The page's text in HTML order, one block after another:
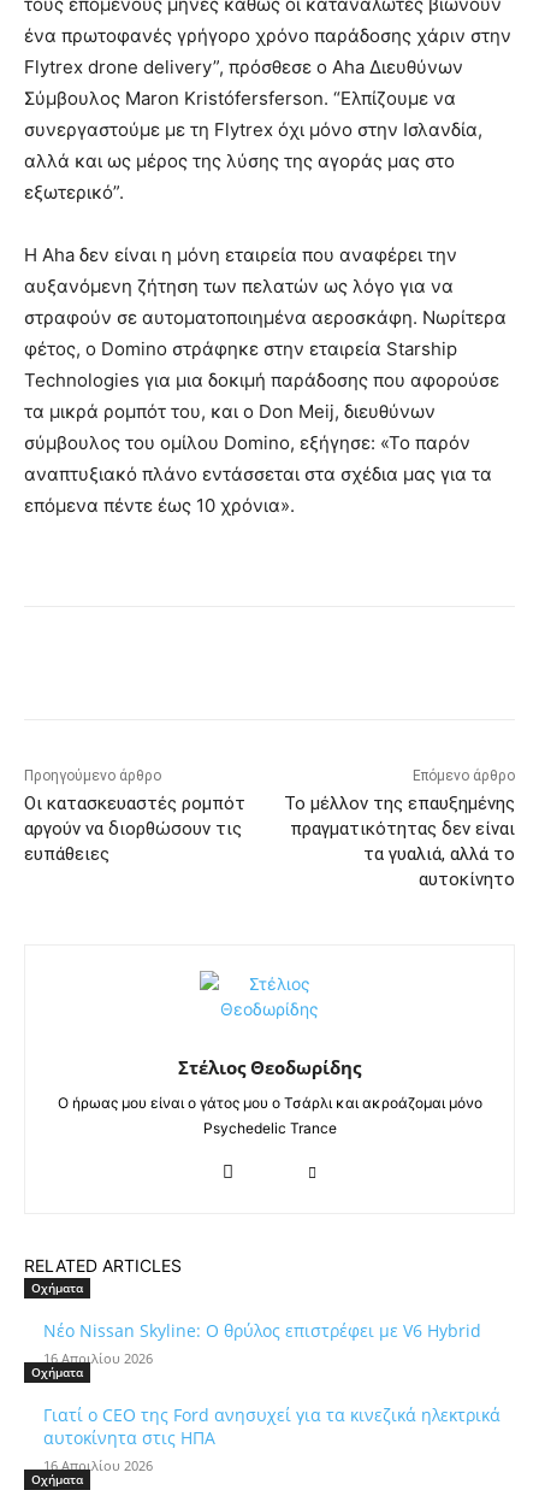
ένα πρωτοφανές γρήγορο χρόνο παράδοσης χάριν στην
Flytrex drone delivery”, πρόσθεσε ο Aha Διευθύνων
Σύμβουλος Maron Kristófersferson. “Ελπίζουμε να
συνεργαστούμε με τη Flytrex όχι μόνο στην Ισλανδία,
αλλά και ως μέρος της λύσης της αγοράς μας στο
εξωτερικό”.
Η Aha δεν είναι η μόνη εταιρεία που αναφέρει την
αυξανόμενη ζήτηση των πελατών ως λόγο για να
στραφούν σε αυτοματοποιημένα αεροσκάφη. Νωρίτερα
φέτος, ο Domino στράφηκε στην εταιρεία Starship
Technologies για μια δοκιμή παράδοσης που αφορούσε
τα μικρά ρομπότ του, και ο Don Meij, διευθύνων
σύμβουλος του ομίλου Domino, εξήγησε: «Το παρόν
αναπτυξιακό πλάνο εντάσσεται στα σχέδια μας για τα
επόμενα πέντε έως 10 χρόνια».
Προηγούμενο άρθρο
Οι κατασκευαστές ρομπότ
αργούν να διορθώσουν τις
ευπάθειες
Επόμενο άρθρο
Το μέλλον της επαυξημένης
πραγματικότητας δεν είναι
τα γυαλιά, αλλά το
αυτοκίνητο
Στέλιος Θεοδωρίδης
Ο ήρωας μου είναι ο γάτος μου ο Τσάρλι και ακροάζομαι μόνο
Psychedelic Trance
RELATED ARTICLES
Οχήματα
Νέο Nissan Skyline: Ο θρύλος επιστρέφει με V6 Hybrid
16 Απριλίου 2026
Οχήματα
Γιατί ο CEO της Ford ανησυχεί για τα κινεζικά ηλεκτρικά
αυτοκίνητα στις ΗΠΑ
16 Απριλίου 2026
Οχήματα